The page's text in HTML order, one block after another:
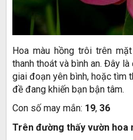
Hoa màu hồng trôi trên
thanh thoát và bình an. Đây
giai đoạn yên bình, hoặc tìm
đề đang khiến bạn bận tâm.
Con số may mắn: 19, 36
Trên đường thấy vườn hoa